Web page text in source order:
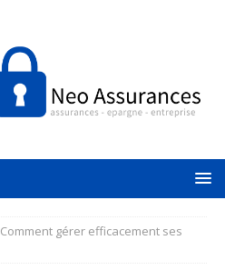
Comment gérer efficacement ses